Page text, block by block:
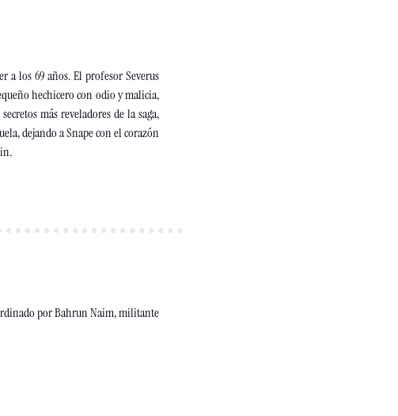
los 69 años. El profesor Severus
hechicero con odio y malicia,
más reveladores de la saga,
dejando a Snape con el corazón
por Bahrun Naim, militante